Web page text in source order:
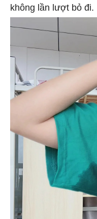
không lần lượt bỏ đi.